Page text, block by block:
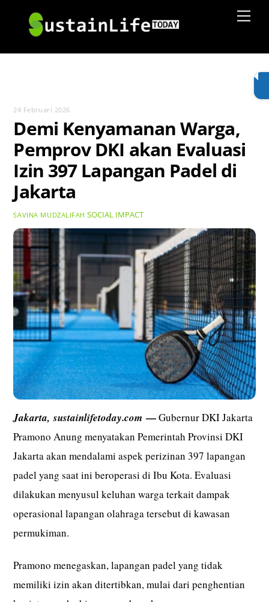
content
24 Februari 2026
Demi Kenyamanan Warga,
Pemprov DKI akan Evaluasi
Izin 397 Lapangan Padel di
Jakarta
SAVINA MUDZALIFAH SOCIAL IMPACT
Jakarta,sustainlifetoday.com—Gubernur DKI Jakarta
Pramono Anung menyatakan Pemerintah Provinsi DKI
Jakarta akan mendalami aspek perizinan 397 lapangan
padel yang saat ini beroperasi di Ibu Kota. Evaluasi
dilakukan menyusul keluhan warga terkait dampak
operasional lapangan olahraga tersebut di kawasan
permukiman.
Pramono menegaskan, lapangan padel yang tidak
memiliki izin akan ditertibkan, mulai dari penghentian